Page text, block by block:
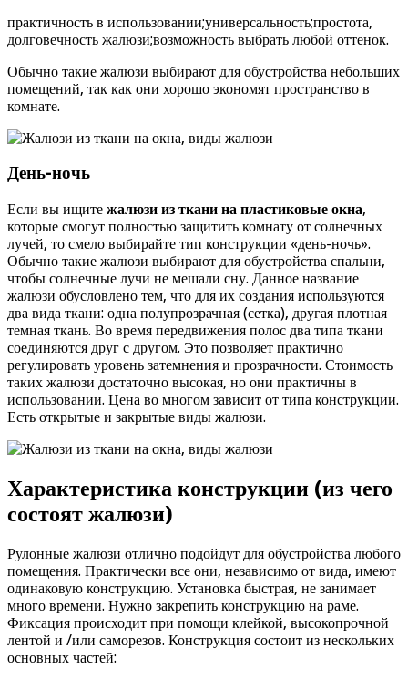
практичность в использовании;универсальность;простота,
долговечность жалюзи;возможность выбрать любой оттенок.
Обычно такие жалюзи выбирают для обустройства небольших
помещений, так как они хорошо экономят пространство в
комнате.
День-ночь
Если вы ищите жалюзи из ткани на пластиковые окна,
которые смогут полностью защитить комнату от солнечных
лучей, то смело выбирайте тип конструкции «день-ночь».
Обычно такие жалюзи выбирают для обустройства спальни,
чтобы солнечные лучи не мешали сну. Данное название
жалюзи обусловлено тем, что для их создания используются
два вида ткани: одна полупрозрачная (сетка), другая плотная
темная ткань. Во время передвижения полос два типа ткани
соединяются друг с другом. Это позволяет практично
регулировать уровень затемнения и прозрачности. Стоимость
таких жалюзи достаточно высокая, но они практичны в
использовании. Цена во многом зависит от типа конструкции.
Есть открытые и закрытые виды жалюзи.
Характеристика конструкции (из чего
состоят жалюзи)
Рулонные жалюзи отлично подойдут для обустройства любого
помещения. Практически все они, независимо от вида, имеют
одинаковую конструкцию. Установка быстрая, не занимает
много времени. Нужно закрепить конструкцию на раме.
Фиксация происходит при помощи клейкой, высокопрочной
лентой и /или саморезов. Конструкция состоит из нескольких
основных частей: